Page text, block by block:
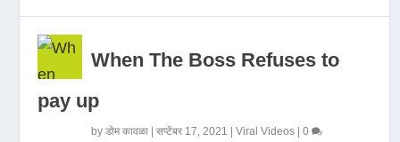
When The Boss Refuses to
pay up
byडोम कावळा |सप्टेंबर 17, 2021 |Viral Videos |0